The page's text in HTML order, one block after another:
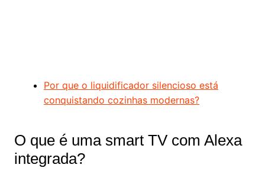
Por que o liquidificador silencioso está
conquistando cozinhas modernas?
O que é uma smart TV com Alexa
integrada?